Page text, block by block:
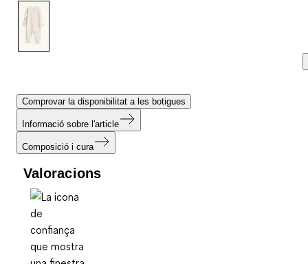
Comprovar la disponibilitat a les botigues
Informació sobre l'article
Composició i cura
Valoracions